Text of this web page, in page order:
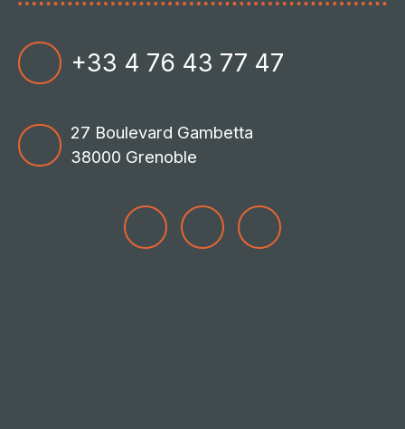
+33 4 76 43 77 47
27 Boulevard Gambetta
38000 Grenoble